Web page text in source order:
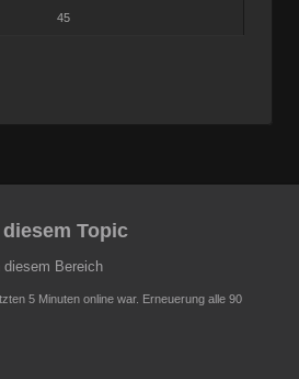
45
Topic
Bereich
5 Minuten online war. Erneuerung alle 90